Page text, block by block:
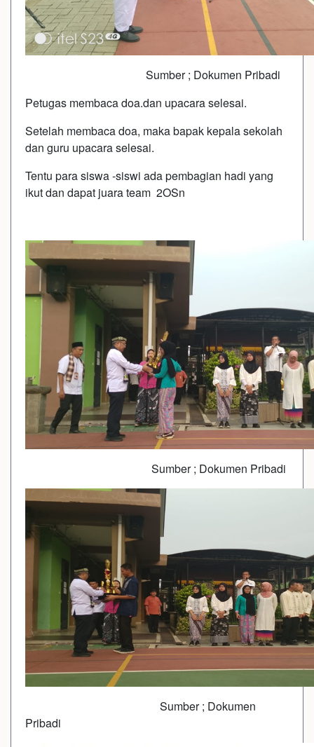
Sumber ; Dokumen Pribadi
Petugas membaca doa.dan upacara selesai.
Setelah membaca doa, maka bapak kepala sekolah
dan guru upacara selesai.
Tentu para siswa -siswi ada pembagian hadi yang
ikut dan dapat juara team 2OSn
Sumber ; Dokumen Pribadi
Sumber ; Dokumen
Pribadi